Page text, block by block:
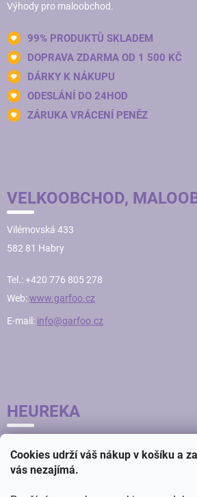
Cookies udrží váš nákup v košíku a
vás nezajímá.
Výhody pro maloobchod.
99% PRODUKTŮ SKLADEM
DOPRAVA ZDARMA OD 1 500 KČ
DÁRKY K NÁKUPU
ODESLÁNÍ DO 24HOD
ZÁRUKA VRÁCENÍ PENĚZ
VELKOOBCHOD,
Vilémovská 433
582 81 Habry
Tel.: +420 776 805 278
Web:www.garfoo.cz
E-mail: info@garfoo.cz
HEUREKA